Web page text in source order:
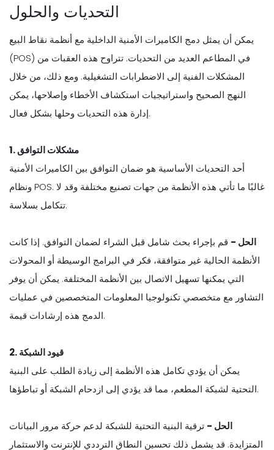
التحديات والحلول
يمكن أن يمثل دمج الكاميرات الأمنية الداخلية مع أنظمة نقاط البيع
(POS) في المطاعم العديد من التحديات. تتراوح هذه العقبات من
المشكلات الفنية إلى الاضطرابات التشغيلية. ومع ذلك، من خلال
النهج الصحيح واستراتيجيات استكشاف الأخطاء وإصلاحها، يمكن
إدارة هذه التحديات وحلها بشكل فعال.
1. مشكلات التوافق
أحد التحديات الأساسية هو ضمان التوافق بين الكاميرات الأمنية
ونظام POS. غالبًا ما تأتي هذه الأنظمة من جهات تصنيع مختلفة وقد لا
تتكامل بسلاسة.
الحل - قم بإجراء بحث شامل قبل الشراء لضمان التوافق. إذا كانت
الأنظمة الحالية غير متوافقة، فكر في البرامج الوسيطة أو المحولات
التي يمكنها تسهيل الاتصال بين الأنظمة المختلفة. يمكن أن يوفر
التشاور مع متخصصي تكنولوجيا المعلومات المتخصصين في عمليات
الدمج هذه إرشادات قيمة.
2. قيود الشبكة
يمكن أن يؤدي تكامل هذه الأنظمة إلى زيادة الطلب على البنية
التحتية لشبكة المطعم، مما قد يؤدي إلى ازدحام الشبكة أو تباطؤها.
الحل - ترقية البنية التحتية للشبكة لدعم حركة مرور البيانات
المتزايدة. قد يشمل ذلك تحسين النطاق الترددي للإنترنت والاستثمار